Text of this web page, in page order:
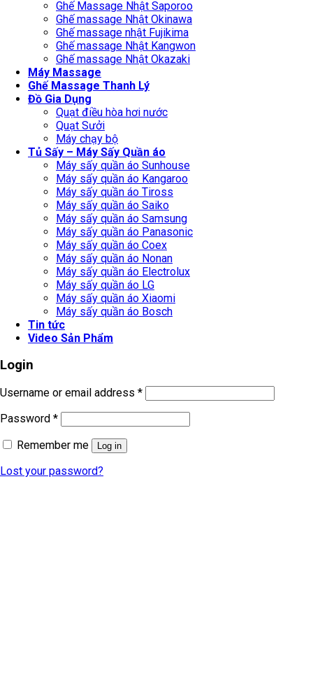
Ghế Massage Nhật Saporoo
Ghế massage Nhật Okinawa
Ghế massage nhật Fujikima
Ghế massage Nhật Kangwon
Ghế massage Nhật Okazaki
Máy Massage
Ghế Massage Thanh Lý
Đồ Gia Dụng
Quạt điều hòa hơi nước
Quạt Sưởi
Máy chạy bộ
Tủ Sấy – Máy Sấy Quần áo
Máy sấy quần áo Sunhouse
Máy sấy quần áo Kangaroo
Máy sấy quần áo Tiross
Máy sấy quần áo Saiko
Máy sấy quần áo Samsung
Máy sấy quần áo Panasonic
Máy sấy quần áo Coex
Máy sấy quần áo Nonan
Máy sấy quần áo Electrolux
Máy sấy quần áo LG
Máy sấy quần áo Xiaomi
Máy sấy quần áo Bosch
Tin tức
Video Sản Phẩm
Login
Username or email address *
Password *
Remember me
Log in
Lost your password?